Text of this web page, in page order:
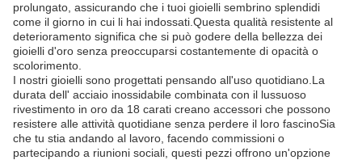
prolungato, assicurando che i tuoi gioielli sembrino splendidi
come il giorno in cui li hai indossati.Questa qualità resistente al
deterioramento significa che si può godere della bellezza dei
gioielli d'oro senza preoccuparsi costantemente di opacità o
scolorimento.
I nostri gioielli sono progettati pensando all'uso quotidiano.La
durata dell' acciaio inossidabile combinata con il lussuoso
rivestimento in oro da 18 carati creano accessori che possono
resistere alle attività quotidiane senza perdere il loro fascinoSia
che tu stia andando al lavoro, facendo commissioni o
partecipando a riunioni sociali, questi pezzi offrono un'opzione